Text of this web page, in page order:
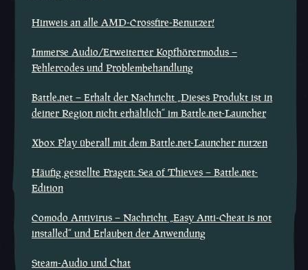
Hinweis an alle AMD-Crossfire-Benutzer!
Immerse Audio/Erweiterter Kopfhörermodus –
Fehlercodes und Problembehandlung
Battle.net – Erhalt der Nachricht „Dieses Produkt ist in
deiner Region nicht erhältlich“ im Battle.net-Launcher
Xbox Play überall mit dem Battle.net-Launcher nutzen
Häufig gestellte Fragen: Sea of Thieves – Battle.net-
Edition
Comodo Antivirus – Nachricht „Easy Anti-Cheat is not
installed“ und Erlauben der Anwendung
Steam-Audio und Chat